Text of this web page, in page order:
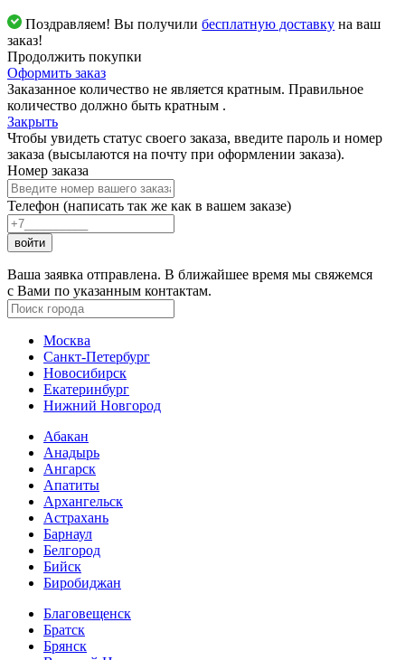
Поздравляем! Вы получилибесплатную доставку на ваш
заказ!
Продолжить покупки
Оформить заказ
Заказанное количество не является кратным. Правильное
количество должно быть кратным .
Закрыть
Чтобы увидеть статус своего заказа, введите пароль и номер
заказа (высылаются на почту при оформлении заказа).
Номер заказа
Телефон (написать так же как в вашем заказе)
войти
Ваша заявка отправлена. В ближайшее время мы свяжемся
с Вами по указанным контактам.
Москва
Санкт-Петербург
Новосибирск
Екатеринбург
Нижний Новгород
Абакан
Анадырь
Ангарск
Апатиты
Архангельск
Астрахань
Барнаул
Белгород
Бийск
Биробиджан
Благовещенск
Братск
Брянск